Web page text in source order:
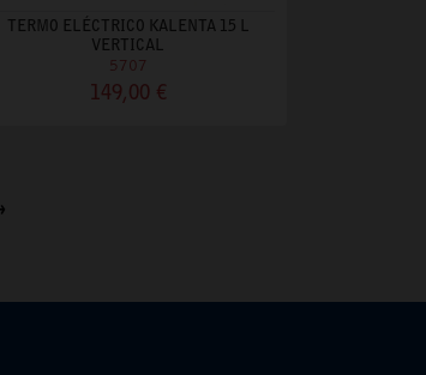
TERMO ELÉCTRICO KALENTA 15 L
VERTICAL
5707
149,00 €
Siguiente